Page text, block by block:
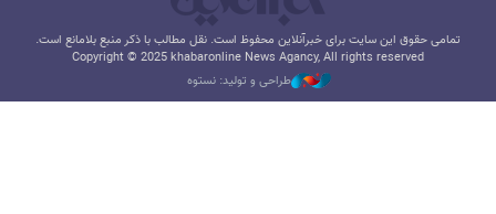
تمامی حقوق این سایت برای خبرآنلاین محفوظ است. نقل مطالب با ذکر منبع بلامانع است.
Copyright © 2025 khabaronline News Agancy, All rights reserved
طراحی و تولید: نستوه